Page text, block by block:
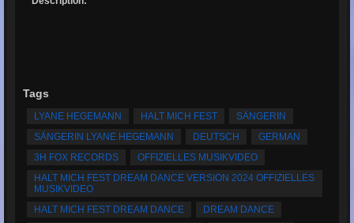
Tags
LYANE HEGEMANN HALT MICH FEST
SÄNGERIN
SÄNGERIN LYANE HEGEMANN
DEUTSCH
GERMAN
3H FOX RECORDS
OFFIZIELLES MUSIKVIDEO
HALT MICH FEST DREAM DANCE VERSION 2024 OFFIZIELLES
MUSIKVIDEO
HALT MICH FEST DREAM DANCE
DREAM DANCE